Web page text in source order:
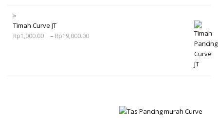
Timah Curve JT
Rp1,000.00 – Rp19,000.00